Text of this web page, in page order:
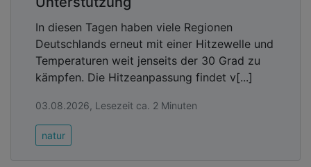
In diesen Tagen haben viele Regionen
Deutschlands erneut mit einer Hitzewelle und
Temperaturen weit jenseits der 30 Grad zu
kämpfen. Die Hitzeanpassung findet v[...]
03.08.2026, Lesezeit ca. 2 Minuten
natur